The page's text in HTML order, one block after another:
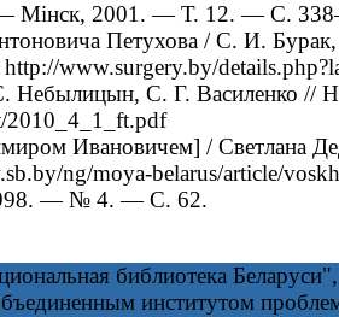
— Мінск, 2001. — Т. 12. — С.
Петухова / С. И.
www.surgery.by/
Небылицын, С. Г.
2010_4_1_ft.pdf
Ивановичем] / Светлана
ng/moya-belarus/article/
— № 4. — С. 62.
библиотека
институтом